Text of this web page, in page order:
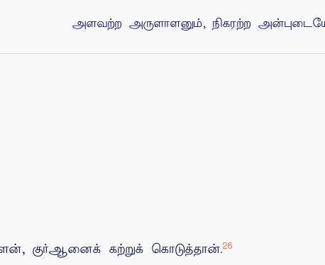
அளவற்ற அருளாளனும், நிகரற்ற
குர்ஆனைக் கற்றுக் கொடுத்தான்.26